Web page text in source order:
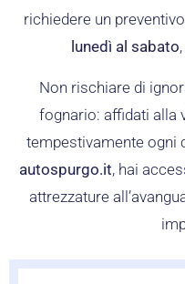
richiedere un
lunedì al sabato
Non rischiare di
fognario: affidati alla
tempestivamente ogni
autospurgo.it, hai
attrezzature